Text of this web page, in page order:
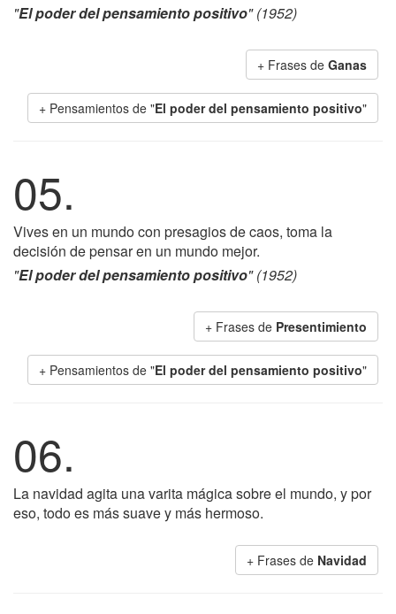
"El poder del pensamiento positivo" (1952)
+ Frases de Ganas
+ Pensamientos de "El poder del pensamiento positivo"
05.
Vives en un mundo con presagios de caos, toma la
decisión de pensar en un mundo mejor.
"El poder del pensamiento positivo" (1952)
+ Frases de Presentimiento
+ Pensamientos de "El poder del pensamiento positivo"
06.
La navidad agita una varita mágica sobre el mundo, y por
eso, todo es más suave y más hermoso.
+ Frases de Navidad